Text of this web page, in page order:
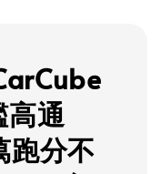
高通
分不